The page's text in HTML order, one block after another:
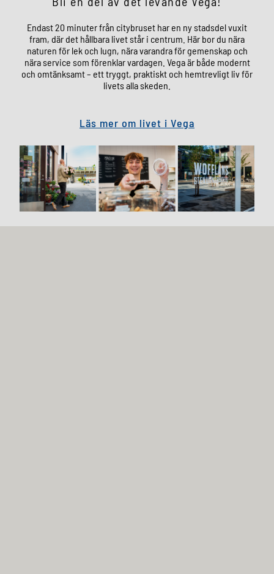
Endast 20 minuter från citybruset har en ny stadsdel vuxit
fram, där det hållbara livet står i centrum. Här bor du nära
naturen för lek och lugn, nära varandra för gemenskap och
nära service som förenklar vardagen. Vega är både modernt
och omtänksamt – ett tryggt, praktiskt och hemtrevligt liv för
livets alla skeden.
Läs mer om livet i Vega